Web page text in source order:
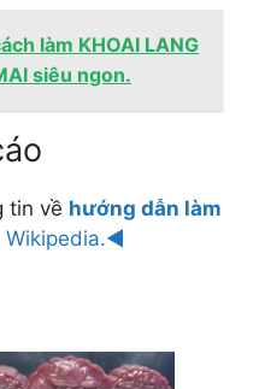
làm KHOAI LANG
siêu ngon.
tin về hướng dẫn làm
Wikipedia.◄